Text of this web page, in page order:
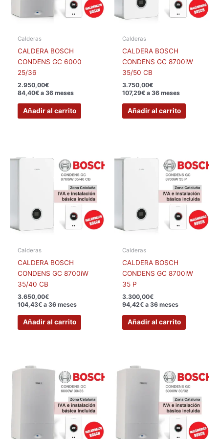
Calderas
CALDERA BOSCH
CONDENS GC 6000
25/36
2.950,00€
84,40€ a 36 meses
Añadir al carrito
Calderas
CALDERA BOSCH
CONDENS GC 8700iW
35/50 CB
3.750,00€
107,29€ a 36 meses
Añadir al carrito
Calderas
CALDERA BOSCH
CONDENS GC 8700iW
35/40 CB
3.650,00€
104,43€ a 36 meses
Añadir al carrito
Calderas
CALDERA BOSCH
CONDENS GC 8700iW
35 P
3.300,00€
94,42€ a 36 meses
Añadir al carrito